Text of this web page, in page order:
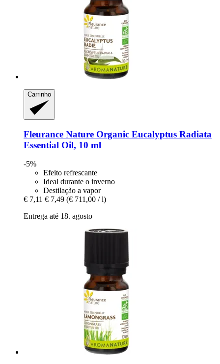
Carrinho
Fleurance Nature Organic Eucalyptus Radiata
Essential Oil, 10 ml
-5%
Efeito refrescante
Ideal durante o inverno
Destilação a vapor
€ 7,11 € 7,49 (€ 711,00 / l)
Entrega até 18. agosto